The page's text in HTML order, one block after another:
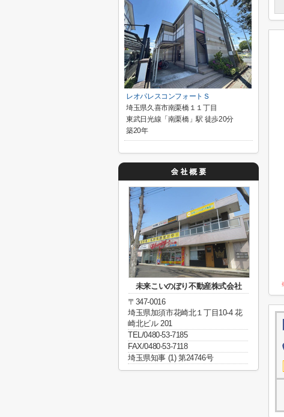
レオパレスコンフォートＳ
埼玉県久喜市南栗橋１１丁目
東武日光線「南栗橋」駅 徒歩20分
築20年
未来こいのぼり不動産株式会社
〒347-0016
埼玉県加須市花崎北１丁目10-4 花
崎北ビル 201
TEL/0480-53-7185
FAX/0480-53-7118
埼玉県知事 (1) 第24746号